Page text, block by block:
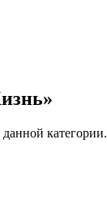
категории.